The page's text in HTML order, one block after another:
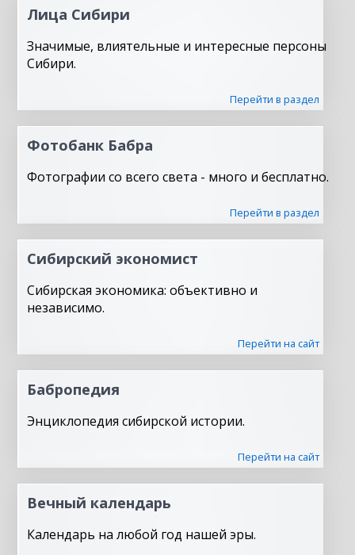
Лица Сибири
Значимые, влиятельные и интересные персоны
Сибири.
Перейти в раздел
Фотобанк Бабра
Фотографии со всего света - много и бесплатно.
Перейти в раздел
Сибирский экономист
Сибирская экономика: объективно и
независимо.
Перейти на сайт
Бабропедия
Энциклопедия сибирской истории.
Перейти на сайт
Вечный календарь
Календарь на любой год нашей эры.